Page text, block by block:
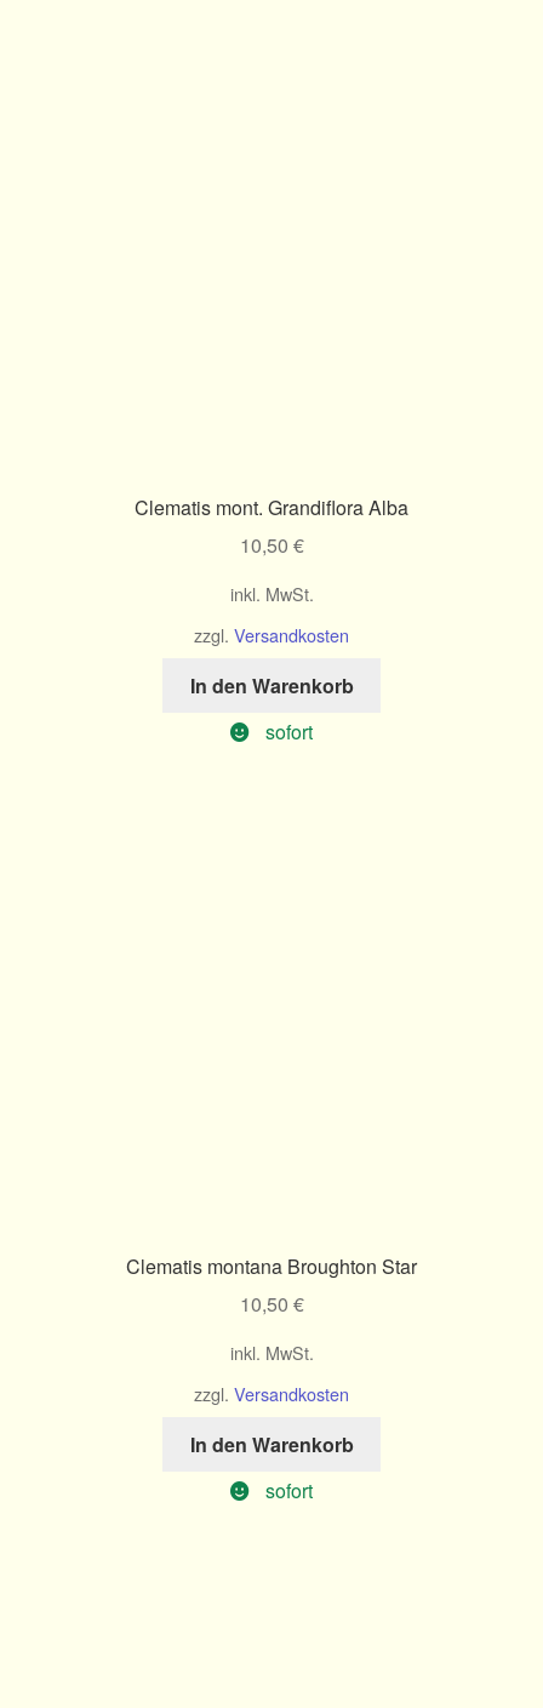
Clematis mont. Grandiflora Alba
10,50 €
inkl. MwSt.
zzgl. Versandkosten
In den Warenkorb
sofort
Clematis montana Broughton Star
10,50 €
inkl. MwSt.
zzgl. Versandkosten
In den Warenkorb
sofort